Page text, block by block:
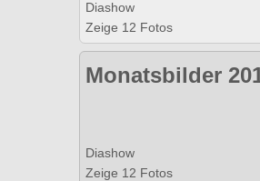
Diashow
Zeige 12 Fotos
Monatsbilder
Diashow
Zeige 12 Fotos